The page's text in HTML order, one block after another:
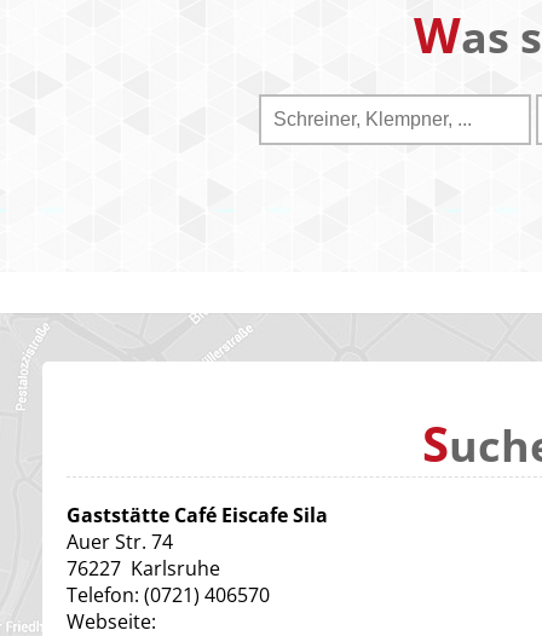
Was
S
Gaststätte Café Eiscafe Sila
Auer Str. 74
76227 Karlsruhe
Telefon: (0721) 406570
Webseite: